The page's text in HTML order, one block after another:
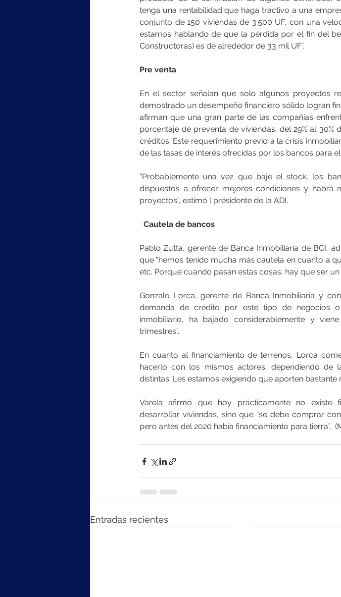
tenga una rentabilidad que haga tractivo a una
conjunto de 150 viviendas de 3.500 UF, con una
estamos hablando de que la pérdida por el fin del
Constructoras) es de alrededor de 33 mil UF”.
Pre venta
En el sector señalan que solo algunos proyectos
demostrado un desempeño financiero sólido logran
afirman que una gran parte de las compañías
porcentaje de preventa de viviendas, del 29% al
créditos. Este requerimiento previo a la crisis
de las tasas de interés ofrecidas por los bancos para
“Probablemente una vez que baje el stock, los
dispuestos a ofrecer mejores condiciones y habrá
proyectos”, estimó l presidente de la ADI.
  Cautela de bancos
Pablo Zutta, gerente de Banca Inmobiliaria de BCI,
que “hemos tenido mucha más cautela en cuanto a
etc. Porque cuando pasan estas cosas, hay que ser
Gonzalo Lorca, gerente de Banca Inmobiliaria y
demanda de crédito por este tipo de negocios
inmobiliario, ha bajado considerablemente y
trimestres”.
En cuanto al financiamiento de terrenos, Lorca
hacerlo con los mismos actores, dependiendo de
distintas. Les estamos exigiendo que aporten bastante
Varela afirmó que hoy prácticamente no existe
desarrollar viviendas, sino que “se debe comprar
pero antes del 2020 había financiamiento para tierra”.
Entradas recientes